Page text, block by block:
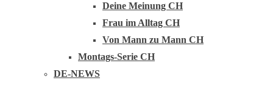
Deine Meinung CH
Frau im Alltag CH
Von Mann zu Mann CH
Montags-Serie CH
DE-NEWS